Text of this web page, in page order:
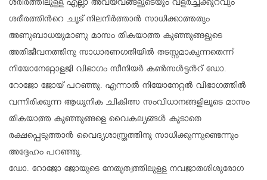
ശരീരത്തിലുളള എല്ലാ അവയവങ്ങളുടെയും വളര്‍ച്ചക്കുറവും
ശരീരത്തിന്‍റെ ചൂട് നിലനിര്‍ത്താന്‍ സാധിക്കാത്തതും
അണുബാധയുമാണു മാസം തികയാത്ത കുഞ്ഞുങ്ങളുടെ
അതിജീവനത്തിനു സാധാരണഗതിയില്‍ തടസ്സമാകുന്നതെന്ന്
നിയോനേറ്റോളജി വിഭാഗം സീനിയര്‍ കണ്‍സള്‍ട്ടന്‍റ് ഡോ.
റോജോ ജോയ് പറഞ്ഞു. എന്നാല്‍ നിയോനേറ്റല്‍ വിഭാഗത്തില്‍
വന്നിരിക്കുന്ന ആധുനിക ചികിത്സ സംവിധാനങ്ങളിലൂടെ മാസം
തികയാത്ത കുഞ്ഞുങ്ങളെ വൈകല്യങ്ങള്‍ കൂടാതെ
രക്ഷപ്പെടുത്താന്‍ വൈദ്യശാസ്ത്രത്തിനു സാധിക്കുന്നുണ്ടെന്നും
അദ്ദേഹം പറഞ്ഞു.
ഡോ. റോജോ ജോയുടെ നേതൃത്വത്തിലുളള നവജാതശിശുരോഗ